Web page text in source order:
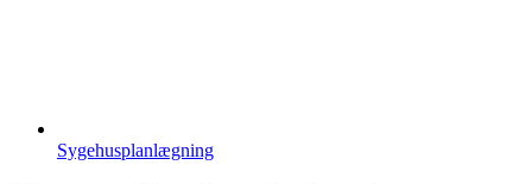
Sygehusplanlægning